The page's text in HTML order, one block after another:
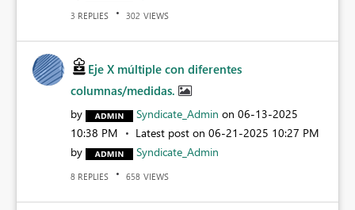
3 REPLIES 302 VIEWS
Eje X múltiple con diferentes
columnas/medidas.
by Syndicate_Admin on ‎06-13-2025
10:38 PM
Latest post on ‎06-21-2025 10:27 PM
by
Syndicate_Admin
8 REPLIES 658 VIEWS